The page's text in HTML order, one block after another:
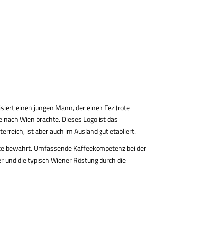
einen jungen Mann, der einen Fez (rote
Wien brachte. Dieses Logo ist das
ist aber auch im Ausland gut etabliert.
bewahrt. Umfassende Kaffeekompetenz bei der
und die typisch Wiener Röstung durch die